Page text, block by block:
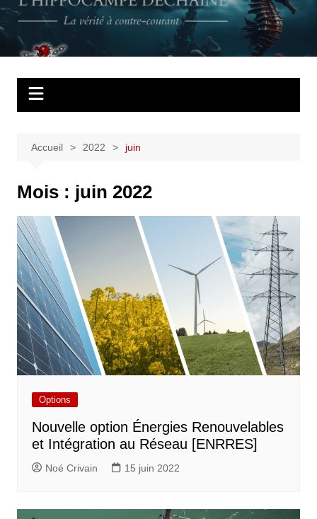
Aller
au
contenu
L'Hippocampe
déchaîné
La vérité à contre courant
Accueil 2022 juin
Mois : juin 2022
Options
Nouvelle option Énergies Renouvelables
et Intégration au Réseau [ENRRES]
Noé Crivain 15 juin 2022